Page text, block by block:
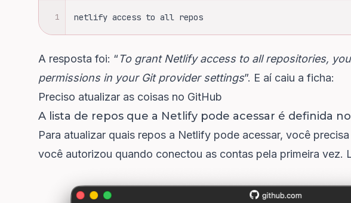
1 netlify access to all repos
A resposta foi: “To grant Netlify access to all repositories,
permissions in your Git provider settings”. E aí caiu a ficha:
Preciso atualizar as coisas no GitHub
A lista de repos que a Netlify pode acessar é definida
Para atualizar quais repos a Netlify pode acessar, você
você autorizou quando conectou as contas pela primeira vez.